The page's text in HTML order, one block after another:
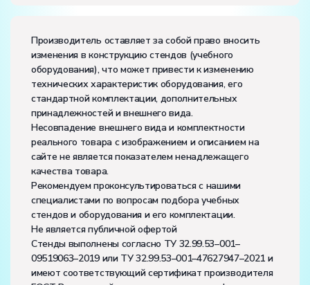
Производитель оставляет за собой право вносить
изменения в конструкцию стендов (учебного
оборудования), что может привести к изменению
технических характеристик оборудования, его
стандартной комплектации, дополнительных
принадлежностей и внешнего вида.
Несовпадение внешнего вида и комплектности
реального товара с изображением и описанием на
сайте не является показателем ненадлежащего
качества товара.
Рекомендуем проконсультироваться с нашими
специалистами по вопросам подбора учебных
стендов и оборудования и его комплектации.
Не является публичной офертой
Стенды выполнены согласно ТУ 32.99.53–001–
09519063–2019 или ТУ 32.99.53–001–47627947–2021 и
имеют соответствующий сертификат производителя